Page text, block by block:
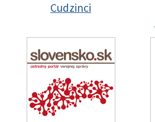
Cudzinci